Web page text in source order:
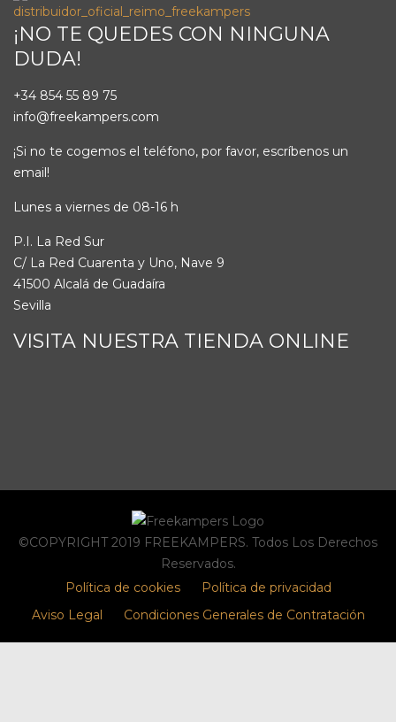
¡NO TE QUEDES CON NINGUNA
DUDA!
+34 854 55 89 75
info@freekampers.com
¡Si no te cogemos el teléfono, por favor, escríbenos un
email!
Lunes a viernes de 08-16 h
P.I. La Red Sur
C/ La Red Cuarenta y Uno, Nave 9
41500 Alcalá de Guadaíra
Sevilla
VISITA NUESTRA TIENDA ONLINE
©COPYRIGHT 2019 FREEKAMPERS. Todos Los Derechos
Reservados.
Política de cookies
Política de privacidad
Aviso Legal
Condiciones Generales de Contratación